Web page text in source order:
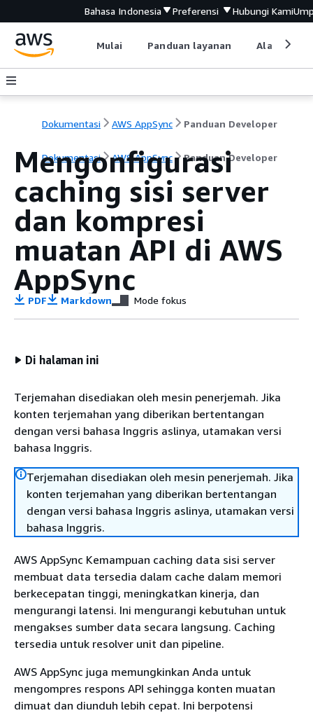
Bahasa Indonesia Preferensi Hubungi Kami
Mulai Panduan layanan Alat
Dokumentasi AWS AppSync Panduan Developer
Dokumentasi AWS AppSync Panduan Developer
Mengonfigurasi
caching sisi server
dan kompresi
muatan API di AWS
AppSync
PDF Markdown Mode fokus
Di halaman ini
Terjemahan disediakan oleh mesin penerjemah. Jika
konten terjemahan yang diberikan bertentangan
dengan versi bahasa Inggris aslinya, utamakan versi
bahasa Inggris.
Terjemahan disediakan oleh mesin penerjemah. Jika
konten terjemahan yang diberikan bertentangan
dengan versi bahasa Inggris aslinya, utamakan versi
bahasa Inggris.
AWS AppSync Kemampuan caching data sisi server
membuat data tersedia dalam cache dalam memori
berkecepatan tinggi, meningkatkan kinerja, dan
mengurangi latensi. Ini mengurangi kebutuhan untuk
mengakses sumber data secara langsung. Caching
tersedia untuk resolver unit dan pipeline.
AWS AppSync juga memungkinkan Anda untuk
mengompres respons API sehingga konten muatan
dimuat dan diunduh lebih cepat. Ini berpotensi